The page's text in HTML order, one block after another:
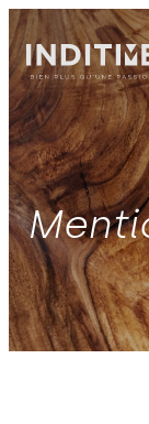
IMPORT
STOCK